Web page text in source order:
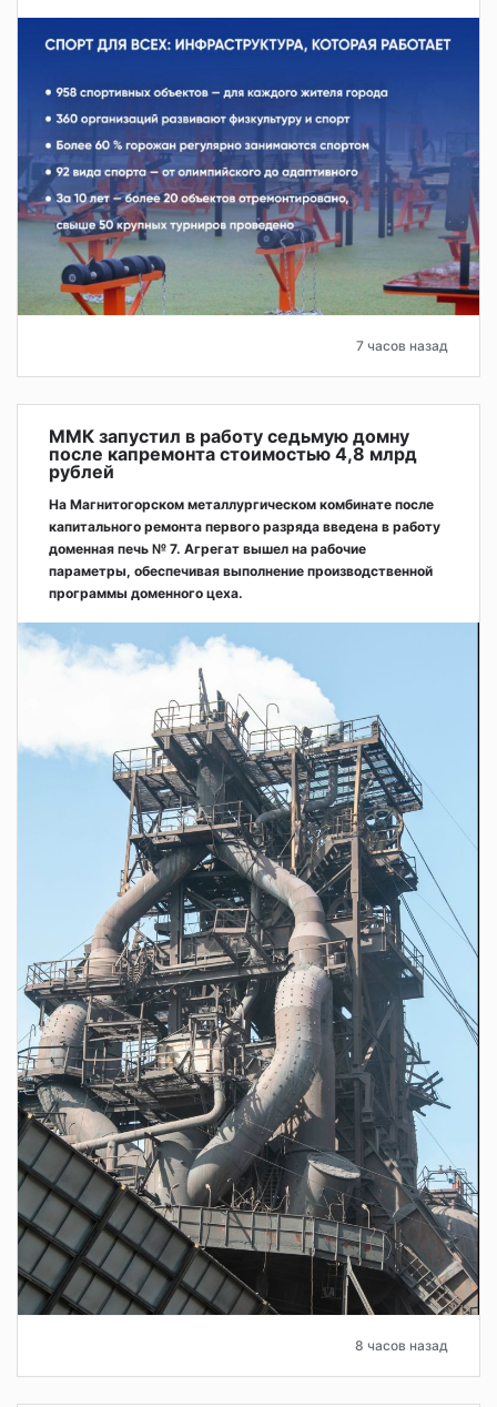
7 часов назад
ММК запустил в работу седьмую домну
после капремонта стоимостью 4,8 млрд
рублей
На Магнитогорском металлургическом комбинате после
капитального ремонта первого разряда введена в работу
доменная печь № 7. Агрегат вышел на рабочие
параметры, обеспечивая выполнение производственной
программы доменного цеха.
8 часов назад